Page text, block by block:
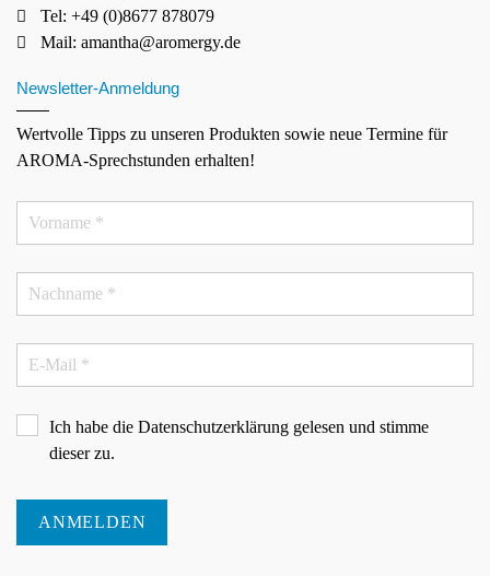
Tel: +49 (0)8677 878079
Mail: amantha@aromergy.de
Newsletter-Anmeldung
Wertvolle Tipps zu unseren Produkten sowie neue Termine für
AROMA-Sprechstunden erhalten!
Ich habe die Datenschutzerklärung gelesen und stimme
dieser zu.
ANMELDEN